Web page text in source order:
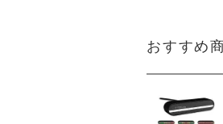
おすすめ